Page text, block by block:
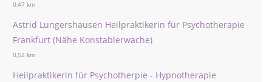
0,47 km
Astrid Lungershausen Heilpraktikerin für Psychotherapie
Frankfurt (Nähe Konstablerwache)
0,52 km
Heilpraktikerin für Psychotherpie - Hypnotherapie